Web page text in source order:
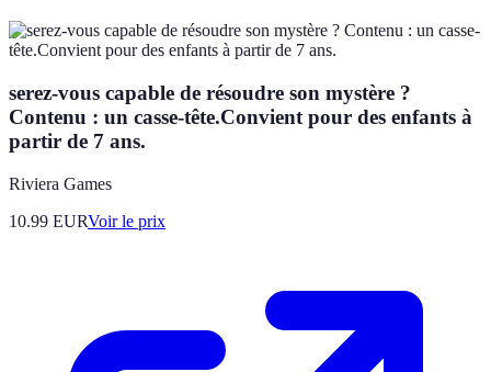
serez-vous capable de résoudre son mystère ?
Contenu : un casse-tête.Convient pour des enfants à
partir de 7 ans.
Riviera Games
10.99 EURVoir le prix